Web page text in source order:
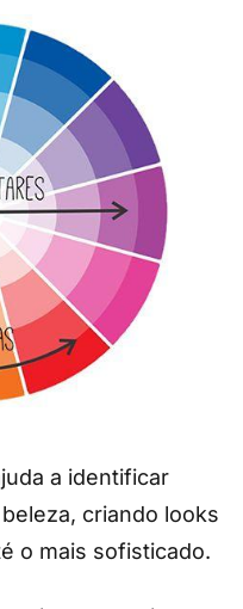
a identificar
criando looks
o mais sofisticado.